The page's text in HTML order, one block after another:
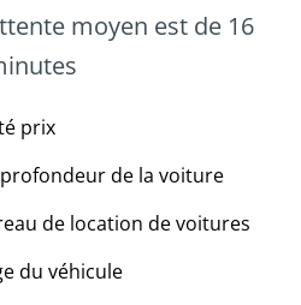
moyen est de 16
prix
de la voiture
de location de voitures
du véhicule